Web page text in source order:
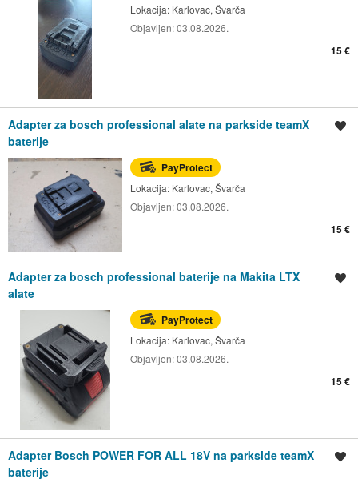
Lokacija: Karlovac, Švarča
Objavljen:03.08.2026.
15 €
Adapter za bosch professional alate na parkside teamX
baterije
PayProtect
Lokacija: Karlovac, Švarča
Objavljen:03.08.2026.
15 €
Adapter za bosch professional baterije na Makita LTX
alate
PayProtect
Lokacija: Karlovac, Švarča
Objavljen:03.08.2026.
15 €
Adapter Bosch POWER FOR ALL 18V na parkside teamX
baterije